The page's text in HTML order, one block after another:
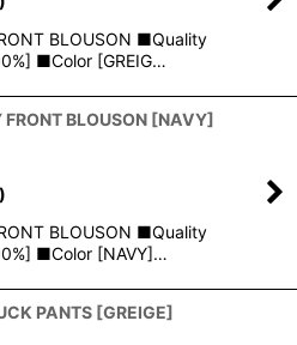
BLOUSON ■Quality
■Color [GREIG…
FRONT BLOUSON [NAVY]
BLOUSON ■Quality
■Color [NAVY]…
PANTS [GREIGE]